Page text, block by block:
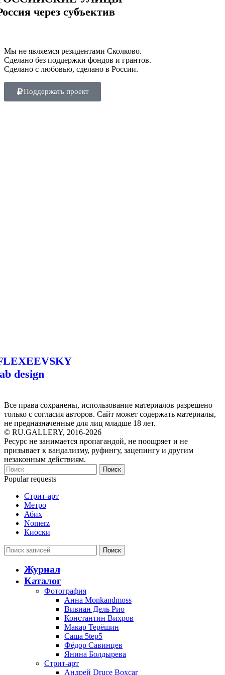
через субъектив
Мы не являемся резидентами Сколково.
Сделано без поддержки фондов и грантов.
Сделано с любовью, сделано в России.
Поддержать проект
design
Все права сохранены, использование материалов разрешено
только с согласия авторов. Сайт может содержать материалы,
не предназначенные для лиц младше 18 лет.
© RU.GALLERY, 2016-2026
Ресурс не занимается пропагандой, не поощряет и не
призывает к вандализму, руфингу, зацепингу и другим
незаконным действиям.
Поиск
Popular requests
Стрит-арт
Метро
Абих
Nomerz
Киоски
Поиск
Журнал
Каталог
Фотография
Анна Monkandmoss
Вивиан Дель Рио
Константин Вихров
Макар Терёшин
Саша 5tep5
Фёдор Савинцев
Янина Болдырева
Стрит-арт
Андрей Druce Boxcar